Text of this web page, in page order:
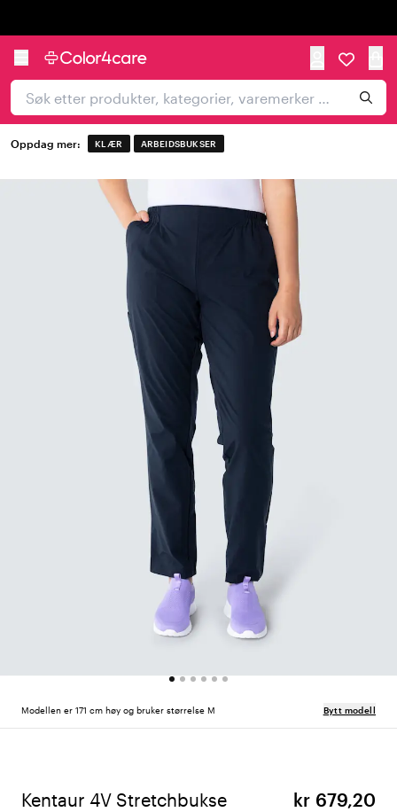
Oppdag mer: KLÆR ARBEIDSBUKSER
Modellen er 171 cm høy og bruker størrelse M Bytt modell
Kentaur 4V Stretchbukse
kr 679,20